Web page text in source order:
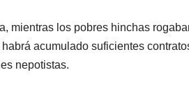
mientras los pobres hinchas
acumulado suficientes
nepotistas.